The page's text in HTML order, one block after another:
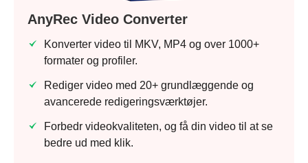
AnyRec Video Converter
Konverter video til MKV, MP4 og over 1000+
formater og profiler.
Rediger video med 20+ grundlæggende og
avancerede redigeringsværktøjer.
Forbedr videokvaliteten, og få din video til at se
bedre ud med klik.